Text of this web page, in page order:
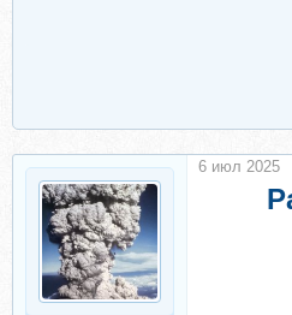
6 июл 2025